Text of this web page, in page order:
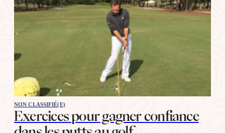
NON CLASSIFIÉ(E)
Exercices pour gagner confiance